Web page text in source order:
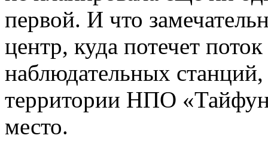
первой. И что
центр, куда потечет
наблюдательных
территории НПО
место.